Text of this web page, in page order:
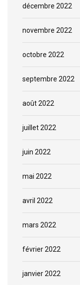
décembre 2022
novembre 2022
octobre 2022
septembre 2022
août 2022
juillet 2022
juin 2022
mai 2022
avril 2022
mars 2022
février 2022
janvier 2022